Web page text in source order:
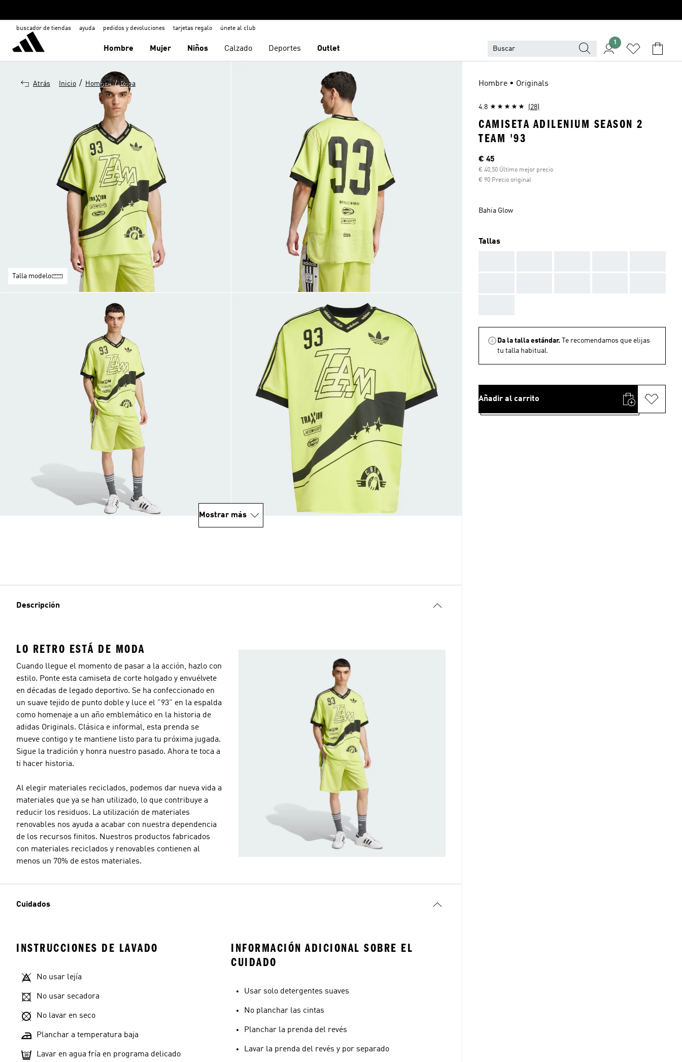
buscador de tiendas ayuda pedidos y devoluciones tarjetas regalo únete al club
Hombre Mujer Niños Calzado Deportes Outlet
1
Atrás Inicio / Hombre / Ropa
Talla modelo
Mostrar más
Descripción
LO RETRO ESTÁ DE MODA
Cuando llegue el momento de pasar a la acción, hazlo con
estilo. Ponte esta camiseta de corte holgado y envuélvete
en décadas de legado deportivo. Se ha confeccionado en
un suave tejido de punto doble y luce el "93" en la espalda
como homenaje a un año emblemático en la historia de
adidas Originals. Clásica e informal, esta prenda se
mueve contigo y te mantiene listo para tu próxima jugada.
Sigue la tradición y honra nuestro pasado. Ahora te toca a
ti hacer historia.
Al elegir materiales reciclados, podemos dar nueva vida a
materiales que ya se han utilizado, lo que contribuye a
reducir los residuos. La utilización de materiales
renovables nos ayuda a acabar con nuestra dependencia
de los recursos finitos. Nuestros productos fabricados
con materiales reciclados y renovables contienen al
menos un 70% de estos materiales.
Cuidados
INSTRUCCIONES DE LAVADO
No usar lejía
No usar secadora
No lavar en seco
Planchar a temperatura baja
Lavar en agua fría en programa delicado
INFORMACIÓN ADICIONAL SOBRE EL
CUIDADO
Usar solo detergentes suaves
No planchar las cintas
Planchar la prenda del revés
Lavar la prenda del revés y por separado
Hombre • Originals
4.8 (28)
CAMISETA ADILENIUM SEASON 2
TEAM '93
Precio actual
€ 45
€ 40,50 Último mejor precio
€ 90 Precio original
Bahia Glow
Tallas
Da la talla estándar.
Te recomendamos que elijas
tu talla habitual.
Añadir al carrito